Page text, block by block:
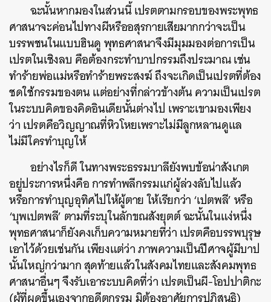
ฉะนั้นหากมองในส่วนนี้ เปรตตามกรอบของพระพุทธ
ศาสนาจะค่อนไปทางผีหรืออสุรกายเสียมากกว่าจะเป็น
บรรพชนในแบบฮินดู พุทธศาสนาจึงมีมุมมองต่อการเป็น
เปรตในเชิงลบ คือต้องกระทำบาปกรรมถึงประมาณ เช่น
ทำร้ายพ่อแม่หรือทำร้ายพระสงฆ์ ถึงจะเกิดเป็นเปรตที่ต้อง
ชดใช้กรรมของตน แต่อย่างที่กล่าวข้างต้น ความเป็นเปรต
ในระบบคิดของคิดอินเดียนั้นต่างไป เพราะเขามองเพียง
ว่า เปรตคือวิญญาณที่หิวโหยเพราะไม่มีลูกหลานดูแล
ไม่มีใครทำบุญให้
อย่างไรก็ดี ในทางพระธรรมบาลียังพบข้อน่าสังเกต
อยู่ประการหนึ่งคือ การทำพลีกรรมแก่ผู้ล่วงลับไปแล้ว
หรือการทำบุญอุทิศไปให้ผู้ตาย ให้เรียกว่า ‘เปตพลี’ หรือ
‘บุพเปตพลี’ ตามที่ระบุในลักขณสังยุตต์ ฉะนั้นในแง่หนึ่ง
พุทธศาสนาก็ยังคงเก็บความหมายที่ว่า เปรตคือบรรพบุรุษ
เอาไว้ด้วยเช่นกัน เพียงแต่ว่า ภาพความเป็นปีศาจผู้มีบาป
นั้นใหญ่กว่ามาก สุดท้ายแล้วในสังคมไทยและสังคมพุทธ
ศาสนาอื่นๆ จึงรับเอาระบบคิดที่ว่า เปรตเป็นผี-โอปปาติกะ